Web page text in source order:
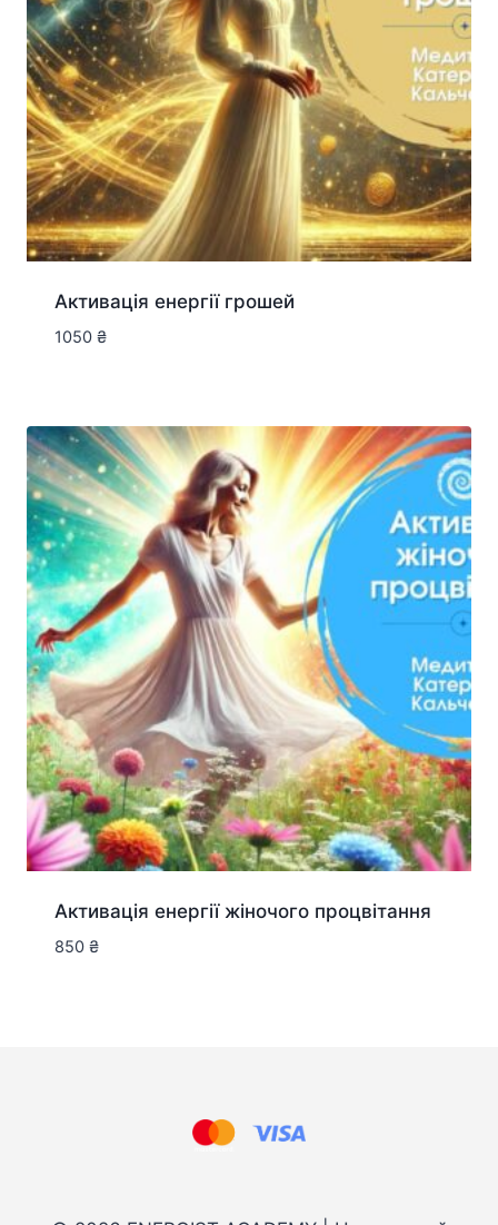
Активація енергії грошей
1050 ₴
Активація енергії жіночого процвітання
850 ₴